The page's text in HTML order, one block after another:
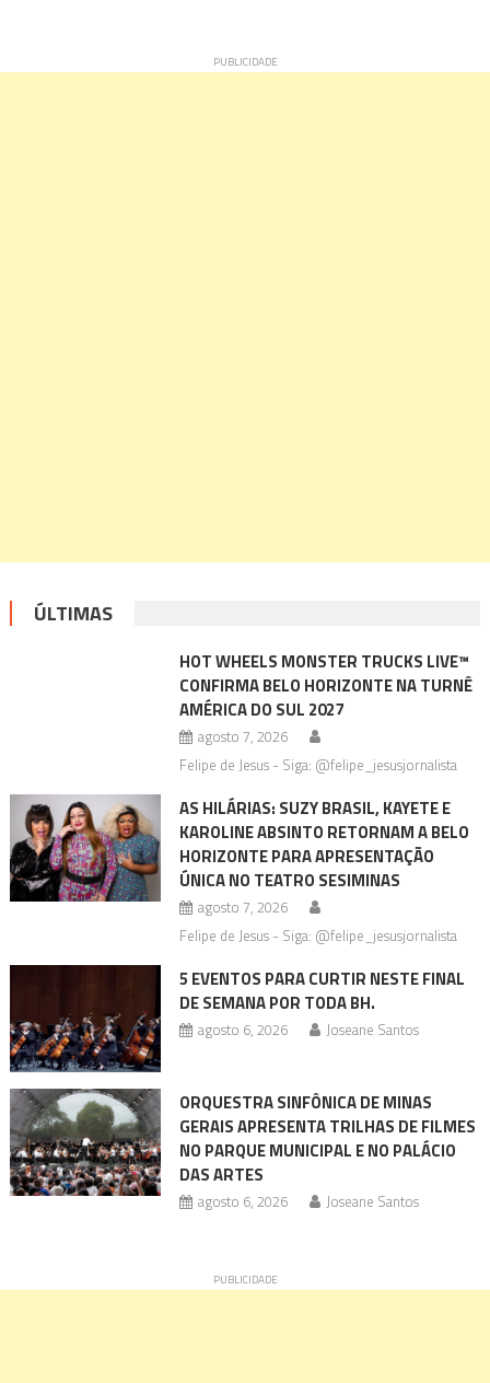
ÚLTIMAS
HOT WHEELS MONSTER TRUCKS LIVE™
CONFIRMA BELO HORIZONTE NA TURNÊ
AMÉRICA DO SUL 2027
agosto 7, 2026
Felipe de Jesus - Siga: @felipe_jesusjornalista
AS HILÁRIAS: SUZY BRASIL, KAYETE E
KAROLINE ABSINTO RETORNAM A BELO
HORIZONTE PARA APRESENTAÇÃO
ÚNICA NO TEATRO SESIMINAS
agosto 7, 2026
Felipe de Jesus - Siga: @felipe_jesusjornalista
5 EVENTOS PARA CURTIR NESTE FINAL
DE SEMANA POR TODA BH.
agosto 6, 2026 Joseane Santos
ORQUESTRA SINFÔNICA DE MINAS
GERAIS APRESENTA TRILHAS DE FILMES
NO PARQUE MUNICIPAL E NO PALÁCIO
DAS ARTES
agosto 6, 2026 Joseane Santos